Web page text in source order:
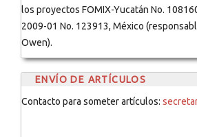
los proyectos FOMIX-Yucatán No.
2009-01 No. 123913, México
Owen).
ENVÍO DE ARTÍCULOS
Contacto para someter artículos: